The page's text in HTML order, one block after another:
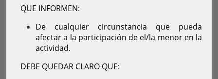
QUE INFORMEN:
De cualquier circunstancia que pueda
afectar a la participación de el/la menor en la
actividad.
DEBE QUEDAR CLARO QUE: